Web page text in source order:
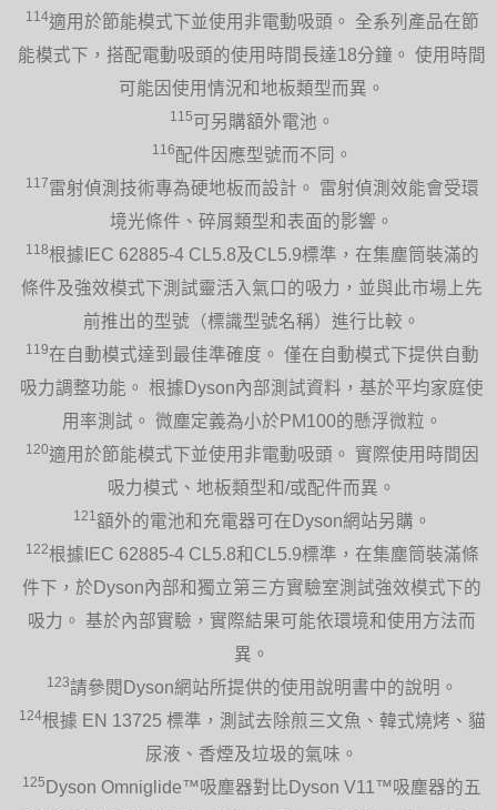
114適用於節能模式下並使用非電動吸頭。 全系列產品在節
能模式下，搭配電動吸頭的使用時間長達18分鐘。 使用時間
可能因使用情況和地板類型而異。
115可另購額外電池。
116配件因應型號而不同。
117雷射偵測技術專為硬地板而設計。 雷射偵測效能會受環
境光條件、碎屑類型和表面的影響。
118根據IEC 62885-4 CL5.8及CL5.9標準，在集塵筒裝滿的
條件及強效模式下測試靈活入氣口的吸力，並與此市場上先
前推出的型號（標識型號名稱）進行比較。
119在自動模式達到最佳準確度。 僅在自動模式下提供自動
吸力調整功能。 根據Dyson內部測試資料，基於平均家庭使
用率測試。 微塵定義為小於PM100的懸浮微粒。
120適用於節能模式下並使用非電動吸頭。 實際使用時間因
吸力模式、地板類型和/或配件而異。
121 額外的電池和充電器可在Dyson網站另購。
122根據IEC 62885-4 CL5.8和CL5.9標準，在集塵筒裝滿條
件下，於Dyson內部和獨立第三方實驗室測試強效模式下的
吸力。 基於內部實驗，實際結果可能依環境和使用方法而
異。
123請參閱Dyson網站所提供的使用說明書中的說明。
124根據 EN 13725 標準，測試去除煎三文魚、韓式燒烤、貓
尿液、香煙及垃圾的氣味。
125 Dyson Omniglide™吸塵器對比Dyson V11™吸塵器的五